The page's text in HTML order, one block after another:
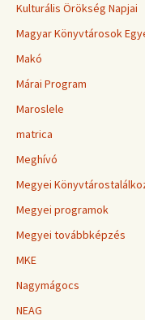
Kulturális Örökség Napjai
Magyar Könyvtárosok
Makó
Márai Program
Maroslele
matrica
Meghívó
Megyei
Megyei programok
Megyei továbbképzés
MKE
Nagymágocs
NEAG